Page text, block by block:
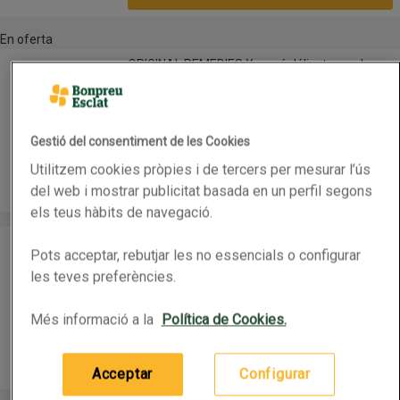
En oferta
ORIGINAL REMEDIES Xampú délicatesse de civada
ORIGINAL REMEDIES Xampú délicatesse de
3,99 €
Afegeix
2a unitat 50% de descompte
Afegeix
Gestió del consentiment de les Cookies
Utilitzem cookies pròpies i de tercers per mesurar l’ús
del web i mostrar publicitat basada en un perfil segons
els teus hàbits de navegació.
Pots acceptar, rebutjar les no essencials o configurar
les teves preferències.
Més informació a la Política de Cookies.
Configurar
Acceptar